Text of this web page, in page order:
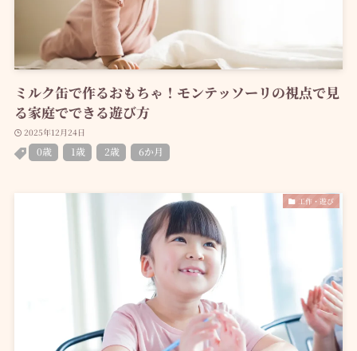
ミルク缶で作るおもちゃ！モンテッソーリの視点で見
る家庭でできる遊び方
2025年12月24日
0歳 1歳 2歳 6か月
工作・遊び